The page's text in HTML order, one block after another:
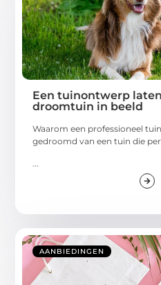
Een tuinontwerp
droomtuin in beeld
Waarom een professioneel
gedroomd van een tuin die
...
AANBIEDINGEN